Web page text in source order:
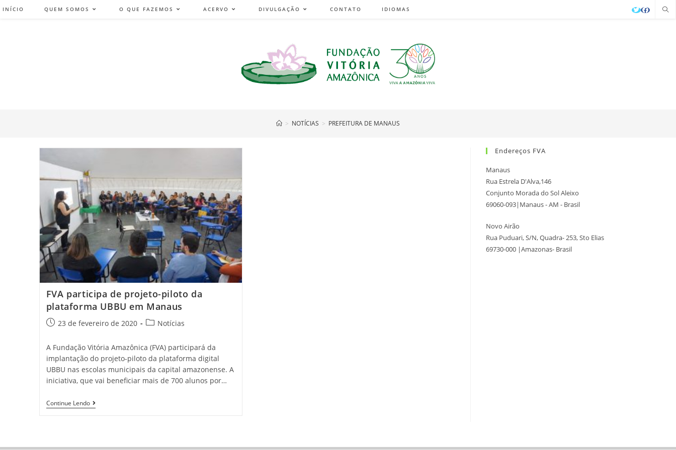
INÍCIO QUEM SOMOS O QUE FAZEMOS ACERVO DIVULGAÇÃO CONTATO IDIOMAS
> NOTÍCIAS > PREFEITURA DE MANAUS
FVA participa de projeto-piloto da
plataforma UBBU em Manaus
23 de fevereiro de 2020 Notícias
A Fundação Vitória Amazônica (FVA) participará da
implantação do projeto-piloto da plataforma digital
UBBU nas escolas municipais da capital amazonense. A
iniciativa, que vai beneficiar mais de 700 alunos por…
Continue Lendo
Endereços FVA
Manaus
Rua Estrela D'Alva,146
Conjunto Morada do Sol Aleixo
69060-093|Manaus - AM - Brasil
Novo Airão
Rua Puduari, S/N, Quadra- 253, Sto Elias
69730-000 |Amazonas- Brasil